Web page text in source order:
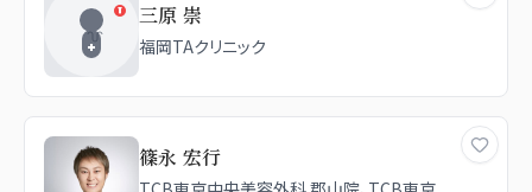
三原 崇
福岡TAクリニック
篠永 宏行